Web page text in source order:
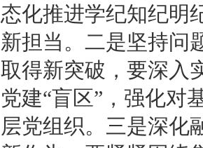
态化推进学纪知纪明
新担当。二是坚持问
取得新突破，要‌深入
党建“盲区”，强化对
层党组织。三是深化